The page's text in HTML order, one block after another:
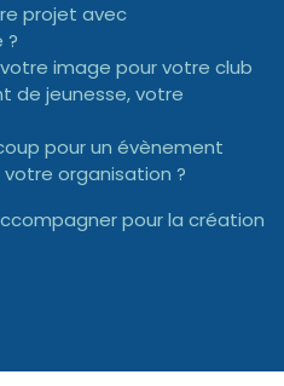
projet avec
?
image pour votre club
de jeunesse, votre
pour un évènement
organisation ?
pour la création